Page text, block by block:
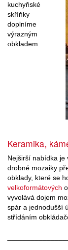
kuchyňské
skříňky
doplníme
výrazným
obkladem.
Keramika,
Nejširší nabídka je
drobné mozaiky
obklady, které se
velkoformátových
vyvolává dojem
spár a jednodušší
střídáním